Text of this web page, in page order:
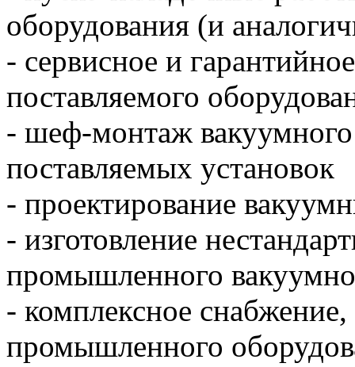
оборудования (и
- сервисное и
поставляемого
- шеф-монтаж вакуумного
поставляемых установок
- проектирование
- изготовление
промышленного
- комплексное
промышленного